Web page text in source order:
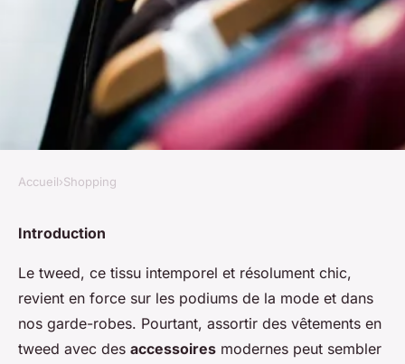
SHOPPING
Quels conseils pour assortir
des vêtements en tweed avec
des accessoires modernes?
Accueil›Shopping
Introduction
Le tweed, ce tissu intemporel et résolument chic,
revient en force sur les podiums de la mode et dans
nos garde-robes. Pourtant, assortir des vêtements en
tweed avec des accessoires modernes peut sembler